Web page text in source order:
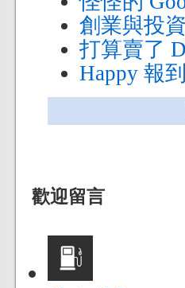
創業與投資
打算賣了
Happy 報到
歡迎留言